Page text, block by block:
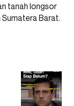
tanah longsor
Barat.